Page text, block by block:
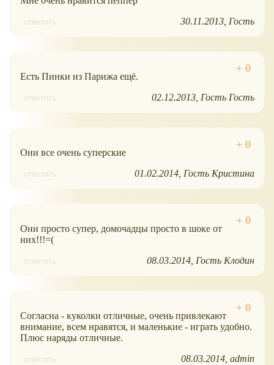
ответить 30.11.2013 Гость
Есть Пинки из Парижа ещё.
ответить 02.12.2013 Гость Гость
Они все очень суперские
ответить 01.02.2014 Гость Кристина
Они просто супер, домочадцы просто в шоке от
них!!!=(
ответить 08.03.2014 Гость Клодин
Согласна - куколки отличные, очень привлекают
внимание, всем нравятся, и маленькие - играть удобно.
Плюс наряды отличные.
ответить 08.03.2014 admin